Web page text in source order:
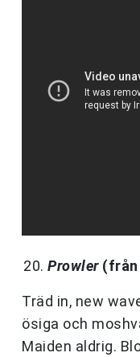
Prowler(från
Träd in, new
ösiga och
Maiden aldrig.